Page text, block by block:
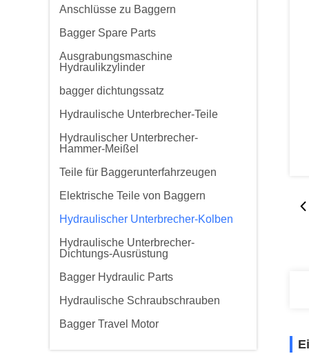
Anschlüsse zu Baggern
Bagger Spare Parts
Ausgrabungsmaschine
Hydraulikzylinder
bagger dichtungssatz
Hydraulische Unterbrecher-Teile
Hydraulischer Unterbrecher-
Hammer-Meißel
Teile für Baggerunterfahrzeugen
Elektrische Teile von Baggern
Hydraulischer Unterbrecher-Kolben
Hydraulische Unterbrecher-
Dichtungs-Ausrüstung
Bagger Hydraulic Parts
Hydraulische Schraubschrauben
Bagger Travel Motor